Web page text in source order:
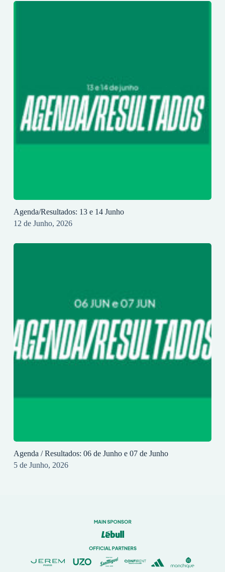
Agenda/Resultados: 13 e 14 Junho
12 de Junho, 2026
Agenda / Resultados: 06 de Junho e 07 de Junho
5 de Junho, 2026